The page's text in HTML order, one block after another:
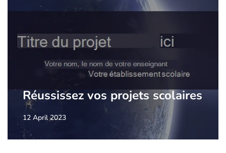
Réussissez vos projets scolaires
12 April 2023